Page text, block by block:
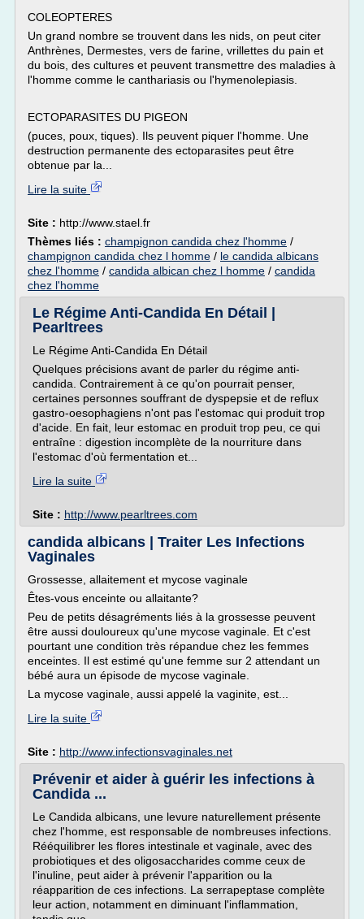
COLEOPTERES
Un grand nombre se trouvent dans les nids, on peut citer
Anthrènes, Dermestes, vers de farine, vrillettes du pain et
du bois, des cultures et peuvent transmettre des maladies à
l'homme comme le canthariasis ou l'hymenolepiasis.
ECTOPARASITES DU PIGEON
(puces, poux, tiques). Ils peuvent piquer l'homme. Une
destruction permanente des ectoparasites peut être
obtenue par la...
Lire la suite
Site : http://www.stael.fr
Thèmes liés : champignon candida chez l'homme /
champignon candida chez l homme / le candida albicans
chez l'homme / candida albican chez l homme / candida
chez l'homme
Le Régime Anti-Candida En Détail |
Pearltrees
Le Régime Anti-Candida En Détail
Quelques précisions avant de parler du régime anti-
candida. Contrairement à ce qu'on pourrait penser,
certaines personnes souffrant de dyspepsie et de reflux
gastro-oesophagiens n'ont pas l'estomac qui produit trop
d'acide. En fait, leur estomac en produit trop peu, ce qui
entraîne : digestion incomplète de la nourriture dans
l'estomac d'où fermentation et...
Lire la suite
Site : http://www.pearltrees.com
candida albicans | Traiter Les Infections
Vaginales
Grossesse, allaitement et mycose vaginale
Êtes-vous enceinte ou allaitante?
Peu de petits désagréments liés à la grossesse peuvent
être aussi douloureux qu'une mycose vaginale. Et c'est
pourtant une condition très répandue chez les femmes
enceintes. Il est estimé qu'une femme sur 2 attendant un
bébé aura un épisode de mycose vaginale.
La mycose vaginale, aussi appelé la vaginite, est...
Lire la suite
Site : http://www.infectionsvaginales.net
Prévenir et aider à guérir les infections à
Candida ...
Le Candida albicans, une levure naturellement présente
chez l'homme, est responsable de nombreuses infections.
Rééquilibrer les flores intestinale et vaginale, avec des
probiotiques et des oligosaccharides comme ceux de
l'inuline, peut aider à prévenir l'apparition ou la
réapparition de ces infections. La serrapeptase complète
leur action, notamment en diminuant l'inflammation,